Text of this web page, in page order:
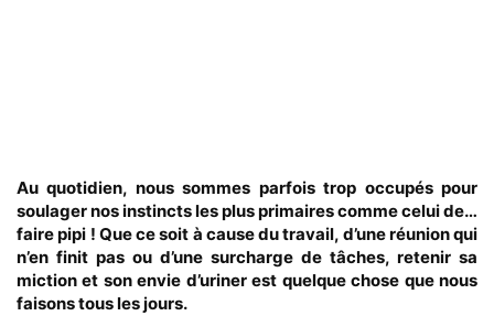
Au quotidien, nous sommes parfois trop occupés pour
soulager nos instincts les plus primaires comme celui de…
faire pipi ! Que ce soit à cause du travail, d’une réunion qui
n’en finit pas ou d’une surcharge de tâches, retenir sa
miction et son envie d’uriner est quelque chose que nous
faisons tous les jours.